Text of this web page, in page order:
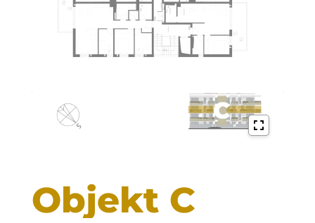
Objekt C